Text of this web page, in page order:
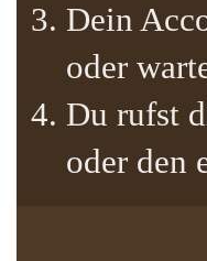
Dein
oder
Du rufst
oder den